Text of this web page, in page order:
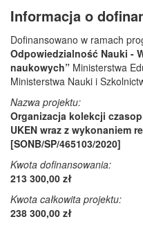
Informacja o
Dofinansowano w ramach
Odpowiedzialność Nauki -
naukowych” Ministerstwa
Ministerstwa Nauki i
Nazwa projektu:
Organizacja kolekcji
UKEN wraz z wykonaniem
[SONB/SP/465103/2020]
Kwota dofinansowania:
213 300,00 zł
Kwota całkowita projektu:
238 300,00 zł